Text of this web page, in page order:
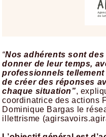
“Nos adhérents sont
donner de leur temps,
professionnels
de créer des réponses
chaque situation”,
coordinatrice des actions
Dominique Bargas le
illettrisme